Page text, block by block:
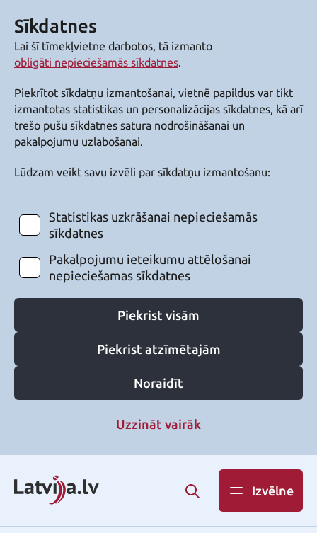
Sīkdatnes
Lai šī tīmekļvietne darbotos, tā izmanto
obligāti nepieciešamās sīkdatnes.
Piekrītot sīkdatņu izmantošanai, vietnē papildus var tikt
izmantotas statistikas un personalizācijas sīkdatnes, kā arī
trešo pušu sīkdatnes satura nodrošināšanai un
pakalpojumu uzlabošanai.
Lūdzam veikt savu izvēli par sīkdatņu izmantošanu:
Statistikas uzkrāšanai nepieciešamās
sīkdatnes
Pakalpojumu ieteikumu attēlošanai
nepieciešamas sīkdatnes
Piekrist visām
Piekrist atzīmētajām
Noraidīt
Uzzināt vairāk
Izvēlne